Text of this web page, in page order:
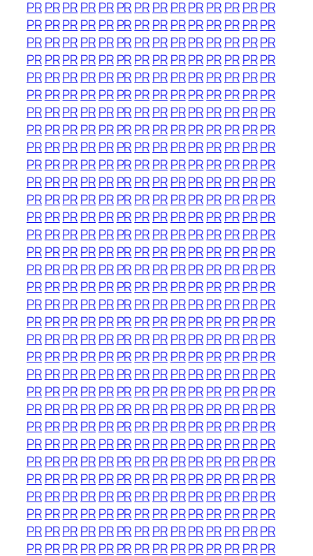
PRPRPRPRPR PRPRPRPRPRPRPR PRPR
PRPRPRPRPR PRPRPRPRPRPRPR PRPR
PRPRPRPRPR PRPRPRPRPRPRPR PRPR
PRPRPRPRPR PRPRPRPRPRPRPR PRPR
PRPRPRPRPR PRPRPRPRPRPRPR PRPR
PRPRPRPRPR PRPRPRPRPRPRPR PRPR
PRPRPRPRPR PRPRPRPRPRPRPR PRPR
PRPRPRPRPR PRPRPRPRPRPRPR PRPR
PRPRPRPRPR PRPRPRPRPRPRPR PRPR
PRPRPRPRPR PRPRPRPRPRPRPR PRPR
PRPRPRPRPR PRPRPRPRPRPRPR PRPR
PRPRPRPRPR PRPRPRPRPRPRPR PRPR
PRPRPRPRPR PRPRPRPRPRPRPR PRPR
PRPRPRPRPR PRPRPRPRPRPRPR PRPR
PRPRPRPRPR PRPRPRPRPRPRPR PRPR
PRPRPRPRPR PRPRPRPRPRPRPR PRPR
PRPRPRPRPR PRPRPRPRPRPRPR PRPR
PRPRPRPRPR PRPRPRPRPRPRPR PRPR
PRPRPRPRPR PRPRPRPRPRPRPR PRPR
PRPRPRPRPR PRPRPRPRPRPRPR PRPR
PRPRPRPRPR PRPRPRPRPRPRPR PRPR
PRPRPRPRPR PRPRPRPRPRPRPR PRPR
PRPRPRPRPR PRPRPRPRPRPRPR PRPR
PRPRPRPRPR PRPRPRPRPRPRPR PRPR
PRPRPRPRPR PRPRPRPRPRPRPR PRPR
PRPRPRPRPR PRPRPRPRPRPRPR PRPR
PRPRPRPRPR PRPRPRPRPRPRPR PRPR
PRPRPRPRPR PRPRPRPRPRPRPR PRPR
PRPRPRPRPR PRPRPRPRPRPRPR PRPR
PRPRPRPRPR PRPRPRPRPRPRPR PRPR
PRPRPRPRPR PRPRPRPRPRPRPR PRPR
PRPRPRPRPR PRPRPRPRPRPRPR PRPR